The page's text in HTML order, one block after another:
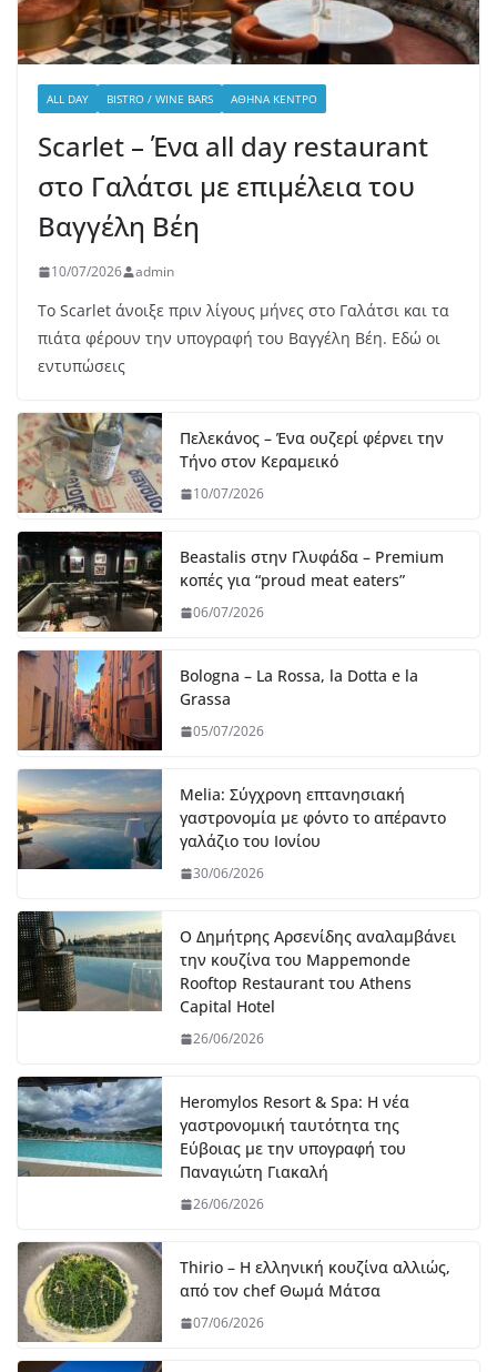
ALL DAY BISTRO / WINE BARS ΑΘΉΝΑ ΚΈΝΤΡΟ
Scarlet – Ένα all day restaurant
στο Γαλάτσι με επιμέλεια του
Βαγγέλη Βέη
10/07/2026 admin
Το Scarlet άνοιξε πριν λίγους μήνες στο Γαλάτσι και τα
πιάτα φέρουν την υπογραφή του Βαγγέλη Βέη. Εδώ οι
εντυπώσεις
Πελεκάνος – Ένα ουζερί φέρνει την
Τήνο στον Κεραμεικό
10/07/2026
Beastalis στην Γλυφάδα – Premium
κοπές για “proud meat eaters”
06/07/2026
Bologna – La Rossa, la Dotta e la
Grassa
05/07/2026
Melia: Σύγχρονη επτανησιακή
γαστρονομία με φόντο το απέραντο
γαλάζιο του Ιονίου
30/06/2026
Ο Δημήτρης Αρσενίδης αναλαμβάνει
την κουζίνα του Mappemonde
Rooftop Restaurant του Athens
Capital Hotel
26/06/2026
Heromylos Resort & Spa: Η νέα
γαστρονομική ταυτότητα της
Εύβοιας με την υπογραφή του
Παναγιώτη Γιακαλή
26/06/2026
Thirio – Η ελληνική κουζίνα αλλιώς,
από τον chef Θωμά Μάτσα
07/06/2026